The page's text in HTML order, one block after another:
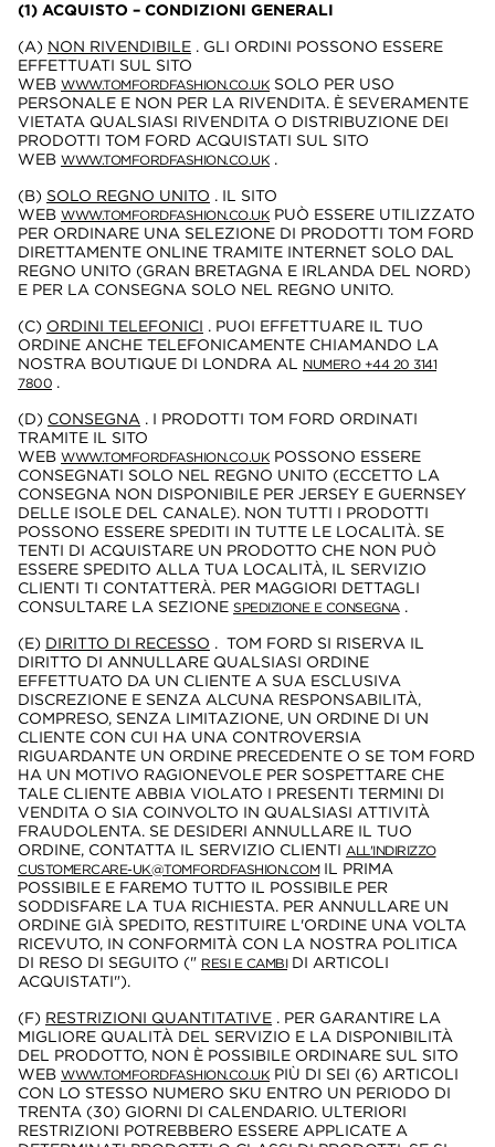
(1) ACQUISTO – CONDIZIONI GENERALI
(A) NON RIVENDIBILE . GLI ORDINI POSSONO ESSERE
EFFETTUATI SUL SITO
WEB WWW.TOMFORDFASHION.CO.UK SOLO PER USO
PERSONALE E NON PER LA RIVENDITA. È SEVERAMENTE
VIETATA QUALSIASI RIVENDITA O DISTRIBUZIONE DEI
PRODOTTI TOM FORD ACQUISTATI SUL SITO
WEB WWW.TOMFORDFASHION.CO.UK .
(B) SOLO REGNO UNITO . IL SITO
WEB WWW.TOMFORDFASHION.CO.UK PUÒ ESSERE UTILIZZATO
PER ORDINARE UNA SELEZIONE DI PRODOTTI TOM FORD
DIRETTAMENTE ONLINE TRAMITE INTERNET SOLO DAL
REGNO UNITO (GRAN BRETAGNA E IRLANDA DEL NORD)
E PER LA CONSEGNA SOLO NEL REGNO UNITO.
(C) ORDINI TELEFONICI . PUOI EFFETTUARE IL TUO
ORDINE ANCHE TELEFONICAMENTE CHIAMANDO LA
NOSTRA BOUTIQUE DI LONDRA AL NUMERO +44 20 3141
7800 .
(D) CONSEGNA . I PRODOTTI TOM FORD ORDINATI
TRAMITE IL SITO
WEB WWW.TOMFORDFASHION.CO.UK POSSONO ESSERE
CONSEGNATI SOLO NEL REGNO UNITO (ECCETTO LA
CONSEGNA NON DISPONIBILE PER JERSEY E GUERNSEY
DELLE ISOLE DEL CANALE). NON TUTTI I PRODOTTI
POSSONO ESSERE SPEDITI IN TUTTE LE LOCALITÀ. SE
TENTI DI ACQUISTARE UN PRODOTTO CHE NON PUÒ
ESSERE SPEDITO ALLA TUA LOCALITÀ, IL SERVIZIO
CLIENTI TI CONTATTERÀ. PER MAGGIORI DETTAGLI
CONSULTARE LA SEZIONE SPEDIZIONE E CONSEGNA.
(E) DIRITTO DI RECESSO . TOM FORD SI RISERVA IL
DIRITTO DI ANNULLARE QUALSIASI ORDINE
EFFETTUATO DA UN CLIENTE A SUA ESCLUSIVA
DISCREZIONE E SENZA ALCUNA RESPONSABILITÀ,
COMPRESO, SENZA LIMITAZIONE, UN ORDINE DI UN
CLIENTE CON CUI HA UNA CONTROVERSIA
RIGUARDANTE UN ORDINE PRECEDENTE O SE TOM FORD
HA UN MOTIVO RAGIONEVOLE PER SOSPETTARE CHE
TALE CLIENTE ABBIA VIOLATO I PRESENTI TERMINI DI
VENDITA O SIA COINVOLTO IN QUALSIASI ATTIVITÀ
FRAUDOLENTA. SE DESIDERI ANNULLARE IL TUO
ORDINE, CONTATTA IL SERVIZIO CLIENTI ALL'INDIRIZZO
CUSTOMERCARE-UK@TOMFORDFASHION.COMIL PRIMA
POSSIBILE E FAREMO TUTTO IL POSSIBILE PER
SODDISFARE LA TUA RICHIESTA. PER ANNULLARE UN
ORDINE GIÀ SPEDITO, RESTITUIRE L'ORDINE UNA VOLTA
RICEVUTO, IN CONFORMITÀ CON LA NOSTRA POLITICA
DI RESO DI SEGUITO (" RESI E CAMBIDI ARTICOLI
ACQUISTATI").
(F) RESTRIZIONI QUANTITATIVE . PER GARANTIRE LA
MIGLIORE QUALITÀ DEL SERVIZIO E LA DISPONIBILITÀ
DEL PRODOTTO, NON È POSSIBILE ORDINARE SUL SITO
WEB WWW.TOMFORDFASHION.CO.UK PIÙ DI SEI (6) ARTICOLI
CON LO STESSO NUMERO SKU ENTRO UN PERIODO DI
TRENTA (30) GIORNI DI CALENDARIO. ULTERIORI
RESTRIZIONI POTREBBERO ESSERE APPLICATE A